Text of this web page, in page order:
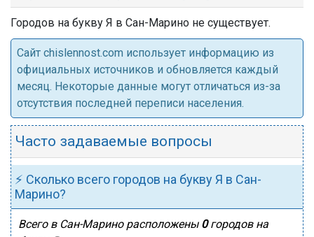
Городов на букву Я в Сан-Марино не существует.
Cайт chislennost.com использует информацию из
официальных источников и обновляется каждый
месяц. Некоторые данные могут отличаться из-за
отсутствия последней переписи населения.
Часто задаваемые вопросы
⚡ Сколько всего городов на букву Я в Сан-
Марино?
Всего в Сан-Марино расположены 0городов на